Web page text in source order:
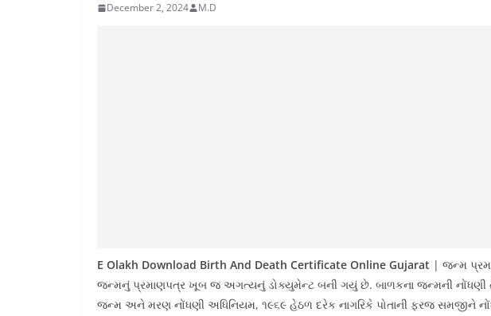
December 2, 2024 M.D
E Olakh Download Birth And Death Certificate Online Gujarat | જન્મ
જન્મનું પ્રમાણપત્ર ખૂબ જ અગત્યનું ડોક્યુમેન્‍ટ બની ગયું છે. બાળકના જન્મની નોંધણી
જન્મ અને મરણ નોંધણી અધિનિયમ, ૧૯૬૯ હેઠળ દરેક નાગરિકે પોતાની ફરજ સમજીને